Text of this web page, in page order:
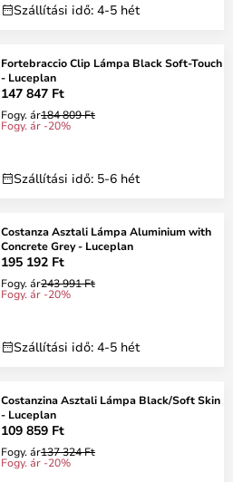
Szállítási idő: 4-5 hét
Fortebraccio Clip Lámpa Black Soft-Touch
- Luceplan
147 847 Ft
Fogy. ár184 809 Ft
Fogy. ár -20%
Szállítási idő: 5-6 hét
Costanza Asztali Lámpa Aluminium with
Concrete Grey - Luceplan
195 192 Ft
Fogy. ár243 991 Ft
Fogy. ár -20%
Szállítási idő: 4-5 hét
Costanzina Asztali Lámpa Black/Soft Skin
- Luceplan
109 859 Ft
Fogy. ár137 324 Ft
Fogy. ár -20%